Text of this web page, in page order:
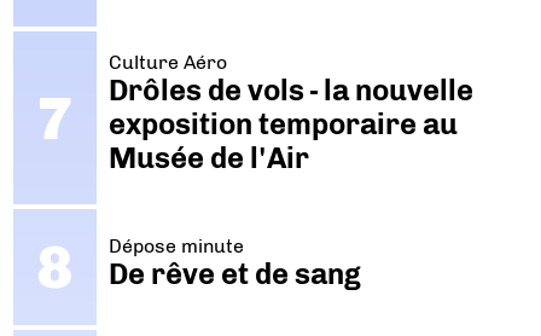
Culture Aéro
Drôles de vols - la nouvelle
exposition temporaire au
Musée de l'Air
Dépose minute
De rêve et de sang